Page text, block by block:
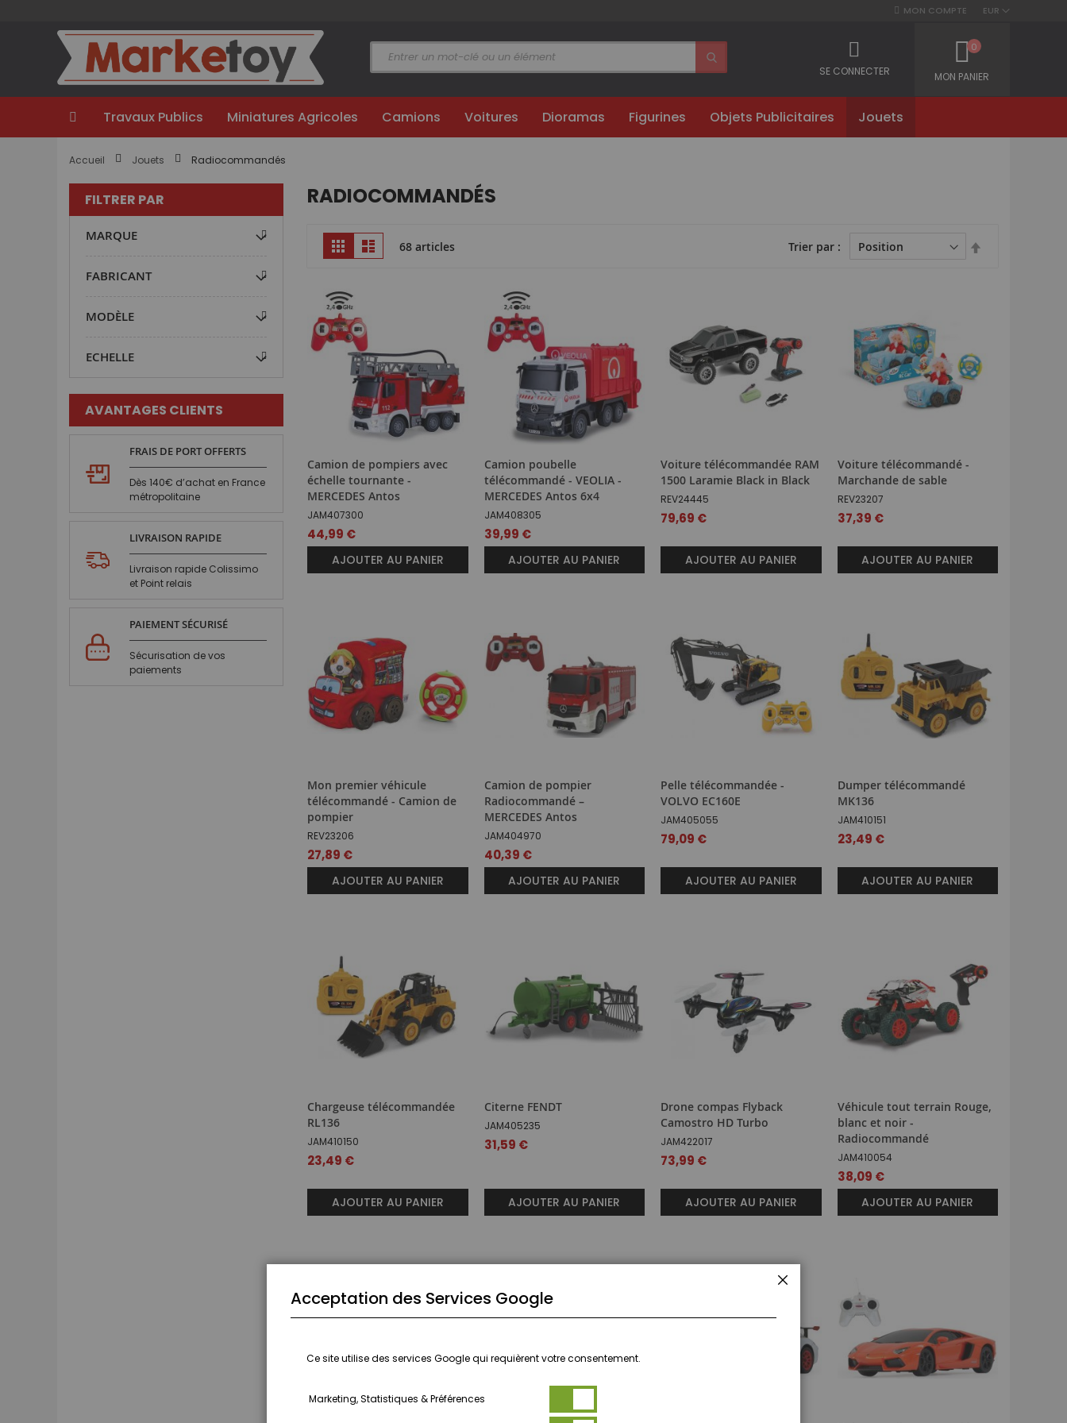
EUR
contenu
MON COMPTE
MON PANIER
0
SE CONNECTER
Travaux Publics Miniatures Agricoles Camions Voitures Dioramas Figurines Objets Publicitaires Jouets
Accueil Jouets Radiocommandés
RADIOCOMMANDÉS
Afficher
en
Grille Liste 68 articles Trier par
Camion de pompiers avec
échelle tournante -
MERCEDES Antos
JAM407300
44,99 €
AJOUTER AU PANIER
Camion poubelle
télécommandé - VEOLIA -
MERCEDES Antos 6x4
JAM408305
39,99 €
AJOUTER AU PANIER
Voiture télécommandée RAM
1500 Laramie Black in Black
REV24445
79,69 €
AJOUTER AU PANIER
Voiture télécommandé -
Marchande de sable
REV23207
37,39 €
AJOUTER AU PANIER
Mon premier véhicule
télécommandé - Camion de
pompier
REV23206
27,89 €
AJOUTER AU PANIER
Camion de pompier
Radiocommandé –
MERCEDES Antos
JAM404970
40,39 €
AJOUTER AU PANIER
Pelle télécommandée -
VOLVO EC160E
JAM405055
79,09 €
AJOUTER AU PANIER
Dumper télécommandé
MK136
JAM410151
23,49 €
AJOUTER AU PANIER
Chargeuse télécommandée
RL136
JAM410150
23,49 €
AJOUTER AU PANIER
Citerne FENDT
JAM405235
31,59 €
AJOUTER AU PANIER
Drone compas Flyback
Camostro HD Turbo
JAM422017
73,99 €
AJOUTER AU PANIER
Véhicule tout terrain Rouge,
blanc et noir -
Radiocommandé
JAM410054
38,09 €
AJOUTER AU PANIER
FILTRER PAR
MARQUE
FABRICANT
MODÈLE
ECHELLE
AVANTAGES CLIENTS
FRAIS DE PORT OFFERTS
Dès 140€ d’achat en France
métropolitaine
LIVRAISON RAPIDE
Livraison rapide Colissimo
et Point relais
PAIEMENT SÉCURISÉ
Sécurisation de vos
paiements
Acceptation des Services Google
Ce site utilise des services Google qui requièrent votre consentement.
Marketing, Statistiques & Préférences